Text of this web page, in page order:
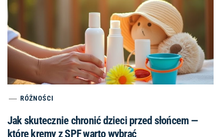
RÓŻNOŚCI
Jak skutecznie chronić dzieci przed słońcem —
które kremy z SPF warto wybrać